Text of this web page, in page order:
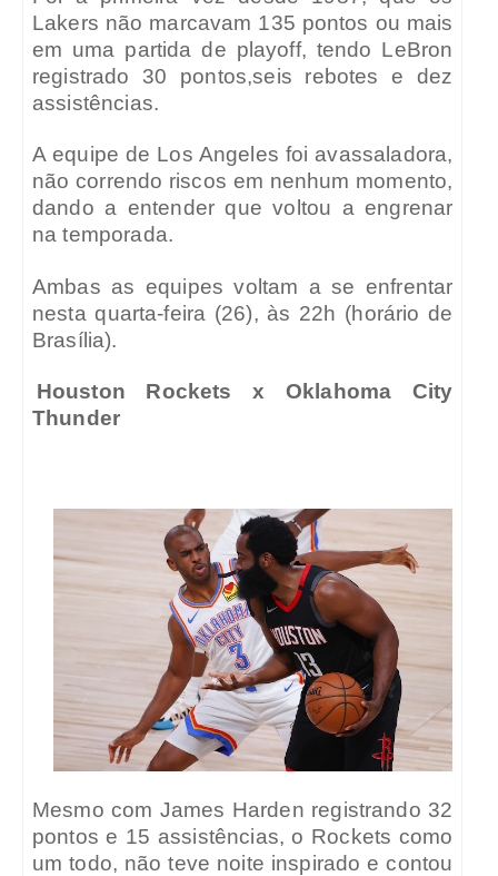
Lakers não marcavam 135 pontos ou mais
em uma partida de playoff, tendo LeBron
registrado 30 pontos,seis rebotes e dez
assistências.
A equipe de Los Angeles foi avassaladora,
não correndo riscos em nenhum momento,
dando a entender que voltou a engrenar
na temporada.
Ambas as equipes voltam a se enfrentar
nesta quarta-feira (26), às 22h (horário de
Brasília).
Houston Rockets x Oklahoma City
Thunder
Mesmo com James Harden registrando 32
pontos e 15 assistências, o Rockets como
um todo, não teve noite inspirado e contou